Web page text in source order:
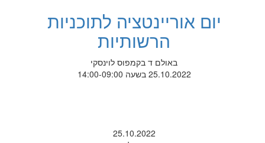
יום אוריינטציה לתוכניות
הרשותיות
באולם ד בקמפוס לוינסקי
25.10.2022 בשעה 14:00-09:00
25.10.2022